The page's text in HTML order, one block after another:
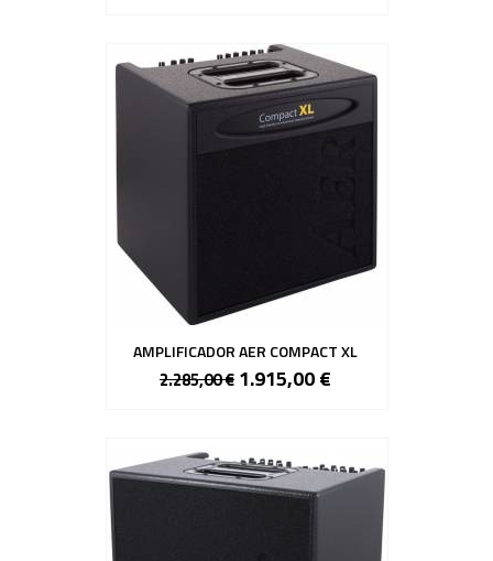
AMPLIFICADOR AER COMPACT XL
2.285,00 € 1.915,00 €